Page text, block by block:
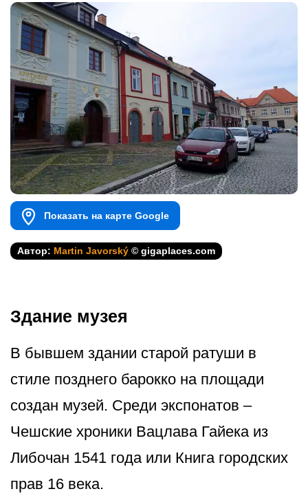
Показать на карте Google
Автор: Martin Javorský © gigaplaces.com
Здание музея
В бывшем здании старой ратуши в
стиле позднего барокко на площади
создан музей. Среди экспонатов –
Чешские хроники Вацлава Гайека из
Либочан 1541 года или Книга городских
прав 16 века.